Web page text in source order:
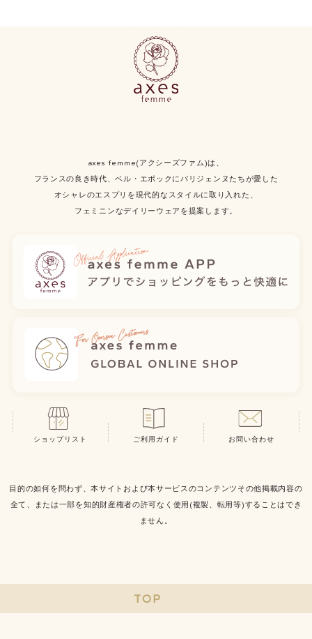
axes femme(アクシーズファム)は、
フランスの良き時代、ベル・エポックにパリジェンヌたちが愛した
オシャレのエスプリを現代的なスタイルに取り入れた、
フェミニンなデイリーウェアを提案します。
ショップリスト ご利用ガイド お問い合わせ
目的の如何を問わず、本サイトおよび本サービスのコンテンツその他掲載内容の
全て、または一部を知的財産権者の許可なく使用(複製、転用等)することはでき
ません。
TOP